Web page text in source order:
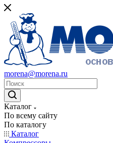
morena@morena.ru
Каталог
По всему сайту
По каталогу
Каталог